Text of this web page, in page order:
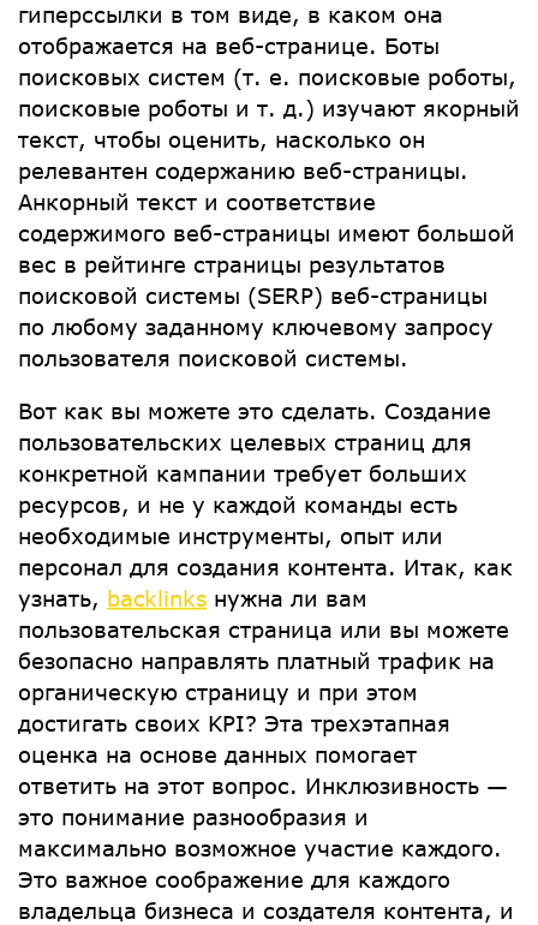
гиперссылки в том виде, в каком она
отображается на веб-странице. Боты
поисковых систем (т. е. поисковые роботы,
поисковые роботы и т. д.) изучают якорный
текст, чтобы оценить, насколько он
релевантен содержанию веб-страницы.
Анкорный текст и соответствие
содержимого веб-страницы имеют большой
вес в рейтинге страницы результатов
поисковой системы (SERP) веб-страницы
по любому заданному ключевому запросу
пользователя поисковой системы.
Вот как вы можете это сделать. Создание
пользовательских целевых страниц для
конкретной кампании требует больших
ресурсов, и не у каждой команды есть
необходимые инструменты, опыт или
персонал для создания контента. Итак, как
узнать, backlinks нужна ли вам
пользовательская страница или вы можете
безопасно направлять платный трафик на
органическую страницу и при этом
достигать своих KPI? Эта трехэтапная
оценка на основе данных помогает
ответить на этот вопрос. Инклюзивность —
это понимание разнообразия и
максимально возможное участие каждого.
Это важное соображение для каждого
владельца бизнеса и создателя контента, и